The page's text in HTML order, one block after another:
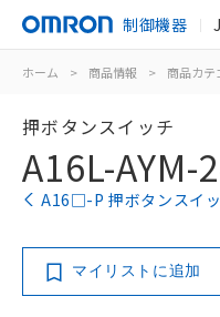
制御機器
ホーム > 商品情報 > 商品カテ
押ボタンスイッチ
A16L-AYM-
A16□-P 押ボタンスイ
マイリストに追加